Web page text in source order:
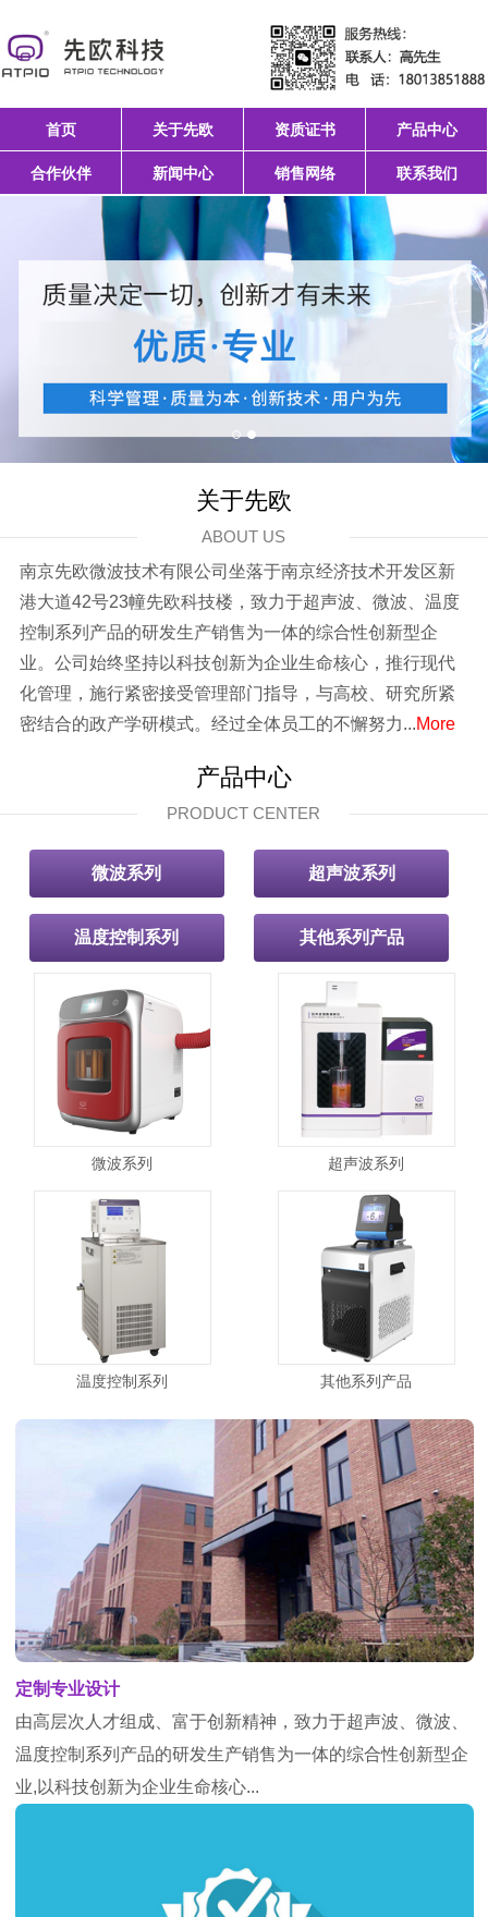
首页 关于先欧 资质证书 产品中心
合作伙伴 新闻中心 销售网络 联系我们
关于先欧
ABOUT US
南京先欧微波技术有限公司坐落于南京经济技术开发区新
港大道42号23幢先欧科技楼，致力于超声波、微波、温度
控制系列产品的研发生产销售为一体的综合性创新型企
业。公司始终坚持以科技创新为企业生命核心，推行现代
化管理，施行紧密接受管理部门指导，与高校、研究所紧
密结合的政产学研模式。经过全体员工的不懈努力...More
产品中心
PRODUCT CENTER
微波系列 超声波系列
温度控制系列 其他系列产品
微波系列 超声波系列
温度控制系列 其他系列产品
定制专业设计
由高层次人才组成、富于创新精神，致力于超声波、微波、
温度控制系列产品的研发生产销售为一体的综合性创新型企
业,以科技创新为企业生命核心...